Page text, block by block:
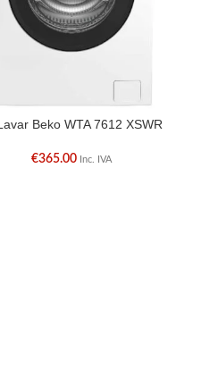
Beko WTA 7612 XSWR
€365.00 Inc. IVA